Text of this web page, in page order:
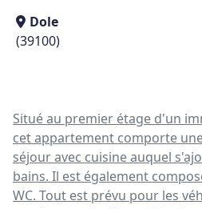
Dole
(39100)
Situé au premier étage d'un
cet appartement comporte
séjour avec cuisine auquel
bains. Il est également
WC. Tout est prévu pour les